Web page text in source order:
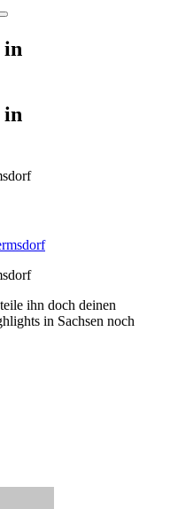
in
in
ihn doch deinen
in Sachsen noch